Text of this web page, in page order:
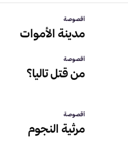
أقصوصة
مدينة الأموات
أقصوصة
من قتل تاليا؟
أقصوصة
مرثية النجوم